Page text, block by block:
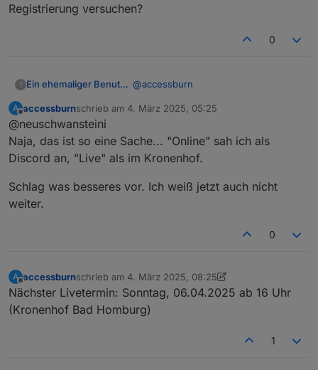
Registrierung versuchen?
0
? Ein ehemaliger Benutzer @accessburn
du hast aber auch n Durcheinander im
naechster Onlinetermin 2.3. 18 uhr,
dabei war das der Offlinetermin im
Kronenhof.
Der naechste Onlinetermin ist heute
am 3.3. um 20.30 per discord,...
A accessburnschrieb am 4. März 2025, 05:25
zuletzt editiert von
@neuschwansteini
Naja, das ist so eine Sache... "Online" sah ich als
Discord an, "Live" als im Kronenhof.
Schlag was besseres vor. Ich weiß jetzt auch nicht
weiter.
0
A
Offline
accessburnschrieb am 4. März 2025, 08:25
zuletzt editiert von accessburn3. Apr. 2025, 10:05
Nächster Livetermin: Sonntag, 06.04.2025 ab 16 Uhr
(Kronenhof Bad Homburg)
1